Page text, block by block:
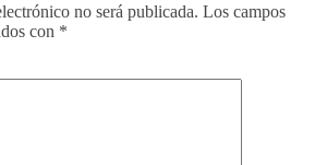
no será publicada. Los campos
con *